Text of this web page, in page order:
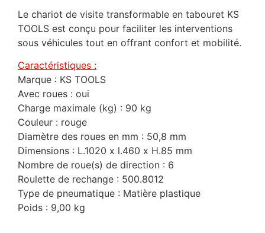
Le chariot de visite transformable en tabouret KS
TOOLS est conçu pour faciliter les interventions
sous véhicules tout en offrant confort et mobilité.
Caractéristiques :
Marque : KS TOOLS
Avec roues : oui
Charge maximale (kg) : 90 kg
Couleur : rouge
Diamètre des roues en mm : 50,8 mm
Dimensions : L.1020 x l.460 x H.85 mm
Nombre de roue(s) de direction : 6
Roulette de rechange : 500.8012
Type de pneumatique : Matière plastique
Poids : 9,00 kg